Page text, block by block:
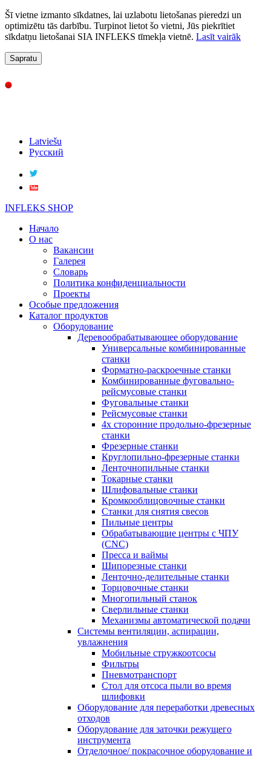
Šī vietne izmanto sīkdatnes, lai uzlabotu lietošanas pieredzi un
optimizētu tās darbību. Turpinot lietot šo vietni, Jūs piekrītiet
sīkdatņu lietošanai SIA INFLEKS tīmekļa vietnē. Lasīt vairāk
Sapratu
Latviešu
Русский
INFLEKS SHOP
Начало
О нас
Вакансии
Галерея
Словарь
Политика конфиденциальности
Проекты
Особые предложения
Каталог продуктов
Оборудование
Деревообрабатывающее оборудование
Универсальные комбинированные
станки
Форматно-раскроечные станки
Комбинированные фуговально-
рейсмусовые станки
Фуговальные станки
Рейсмусовые станки
4х сторонние продольно-фрезерные
станки
Фрезерные станки
Круглопильно-фрезерные станки
Ленточнопильные станки
Токарные станки
Шлифовальные станки
Кромкооблицовочные станки
Станки для снятия свесов
Пильные центры
Обрабатывающие центры с ЧПУ
(CNC)
Пресса и ваймы
Шипорезные станки
Ленточно-делительные станки
Торцовочные станки
Многопильный станок
Сверлильные станки
Механизмы автоматической подачи
Системы вентиляции, аспирации,
увлажнения
Мобильные стружкоотсосы
Фильтры
Пневмотранспорт
Стол для отсоса пыли во время
шлифовки
Оборудование для переработки древесных
отходов
Оборудование для заточки режущего
инструмента
Отделочное/ покрасочное оборудование и